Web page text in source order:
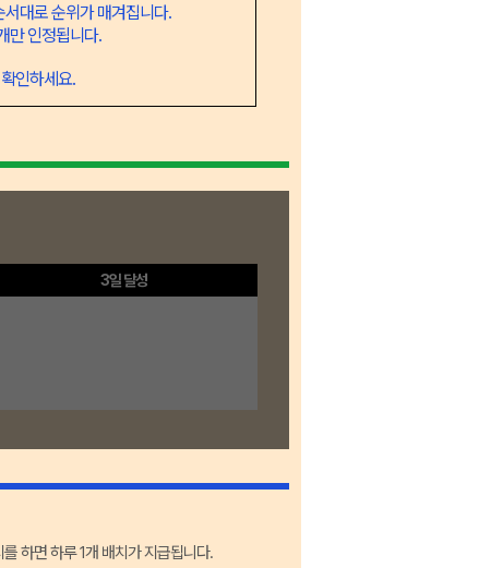
대로 순위가 매겨집니다.
만 인정됩니다.
인하세요.
3일 달성
하면 하루 1개 배치가 지급됩니다.